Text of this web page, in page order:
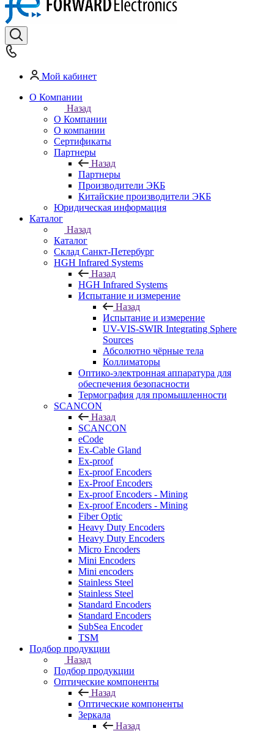
Мой кабинет
О Компании
Назад
О Компании
О компании
Сертификаты
Партнеры
Назад
Партнеры
Производители ЭКБ
Китайские производители ЭКБ
Юридическая информация
Каталог
Назад
Каталог
Cклад Санкт-Петербург
HGH Infrared Systems
Назад
HGH Infrared Systems
Испытание и измерение
Назад
Испытание и измерение
UV-VIS-SWIR Integrating Sphere
Sources
Абсолютно чёрные тела
Коллиматоры
Оптико-электронная аппаратура для
обеспечения безопасности
Термография для промышленности
SCANCON
Назад
SCANCON
eCode
Ex-Cable Gland
Ex-proof
Ex-proof Encoders
Ex-Proof Encoders
Ex-proof Encoders - Mining
Ex-proof Encoders - Mining
Fiber Optic
Heavy Duty Encoders
Heavy Duty Encoders
Micro Encoders
Mini Encoders
Mini encoders
Stainless Steel
Stainless Steel
Standard Encoders
Standard Encoders
SubSea Encoder
TSM
Подбор продукции
Назад
Подбор продукции
Оптические компоненты
Назад
Оптические компоненты
Зеркала
Назад